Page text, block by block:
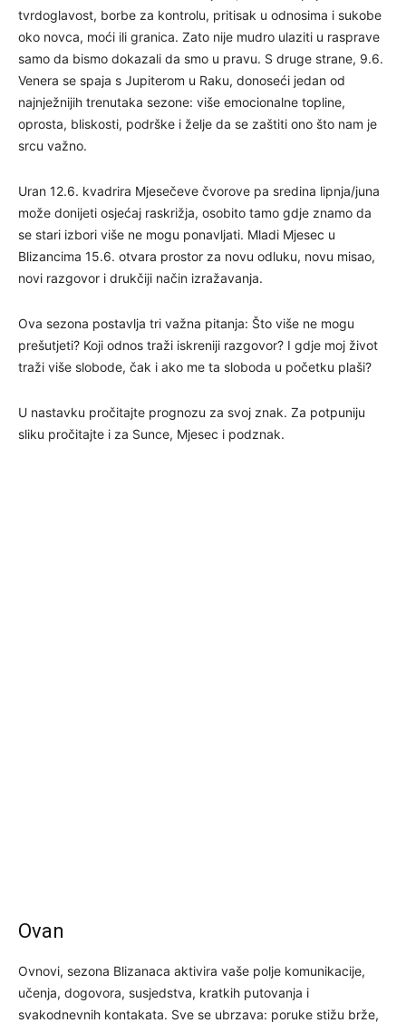
tvrdoglavost, borbe za kontrolu, pritisak u odnosima i sukobe
oko novca, moći ili granica. Zato nije mudro ulaziti u rasprave
samo da bismo dokazali da smo u pravu. S druge strane, 9.6.
Venera se spaja s Jupiterom u Raku, donoseći jedan od
najnježnijih trenutaka sezone: više emocionalne topline,
oprosta, bliskosti, podrške i želje da se zaštiti ono što nam je
srcu važno.
Uran 12.6. kvadrira Mjesečeve čvorove pa sredina lipnja/juna
može donijeti osjećaj raskrižja, osobito tamo gdje znamo da
se stari izbori više ne mogu ponavljati. Mladi Mjesec u
Blizancima 15.6. otvara prostor za novu odluku, novu misao,
novi razgovor i drukčiji način izražavanja.
Ova sezona postavlja tri važna pitanja: Što više ne mogu
prešutjeti? Koji odnos traži iskreniji razgovor? I gdje moj život
traži više slobode, čak i ako me ta sloboda u početku plaši?
U nastavku pročitajte prognozu za svoj znak. Za potpuniju
sliku pročitajte i za Sunce, Mjesec i podznak.
Ovan
Ovnovi, sezona Blizanaca aktivira vaše polje komunikacije,
učenja, dogovora, susjedstva, kratkih putovanja i
svakodnevnih kontakata. Sve se ubrzava: poruke stižu brže,